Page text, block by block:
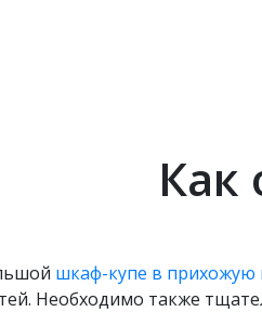
Как
шкаф-купе в прихожую
Необходимо также